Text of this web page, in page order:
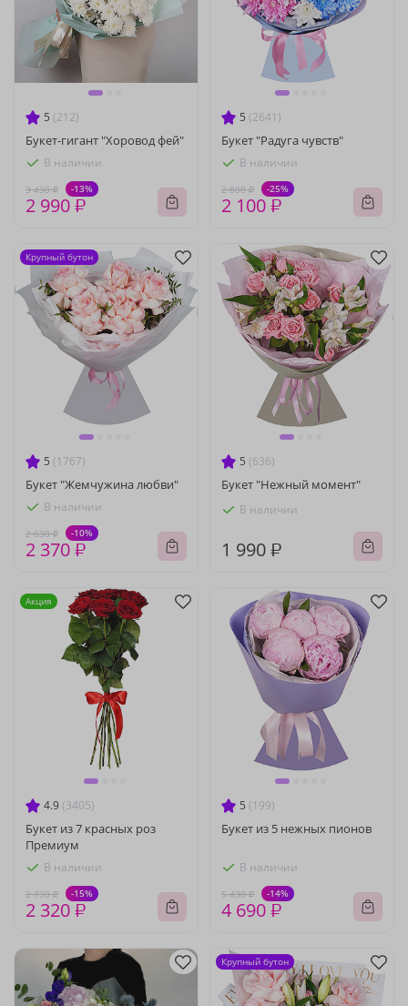
5 (212)
Букет-гигант "Хоровод фей"
В наличии
3 430 ₽ -13%
2 990 ₽
5 (2641)
Букет "Радуга чувств"
В наличии
2 800 ₽ -25%
2 100 ₽
5 (1767)
Букет "Жемчужина любви"
В наличии
2 630 ₽ -10%
2 370 ₽
Крупный бутон
5 (636)
Букет "Нежный момент"
В наличии
1 990 ₽
4.9 (3405)
Букет из 7 красных роз
Премиум
В наличии
2 730 ₽ -15%
2 320 ₽
Акция
5 (199)
Букет из 5 нежных пионов
В наличии
5 430 ₽ -14%
4 690 ₽
Крупный бутон